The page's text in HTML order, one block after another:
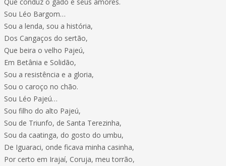
Sou Léo Bargom…
Sou a lenda, sou a história,
Dos Cangaços do sertão,
Que beira o velho Pajeú,
Em Betânia e Solidão,
Sou a resistência e a gloria,
Sou o caroço no chão.
Sou Léo Pajeú…
Sou filho do alto Pajeú,
Sou de Triunfo, de Santa Terezinha,
Sou da caatinga, do gosto do umbu,
De Iguaraci, onde ficava minha casinha,
Por certo em Irajaí, Coruja, meu torrão,